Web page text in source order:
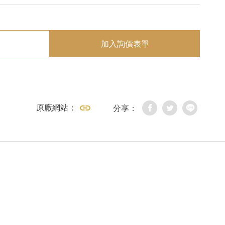
加入詢價表單
原廠網站： 分享：